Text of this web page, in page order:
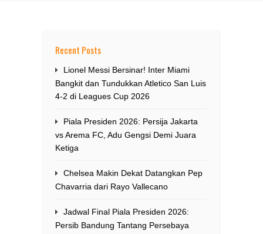
Recent Posts
Lionel Messi Bersinar! Inter Miami
Bangkit dan Tundukkan Atletico San Luis
4-2 di Leagues Cup 2026
Piala Presiden 2026: Persija Jakarta
vs Arema FC, Adu Gengsi Demi Juara
Ketiga
Chelsea Makin Dekat Datangkan Pep
Chavarria dari Rayo Vallecano
Jadwal Final Piala Presiden 2026:
Persib Bandung Tantang Persebaya